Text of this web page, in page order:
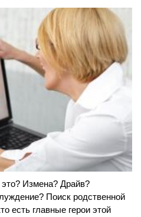
Измена? Драйв?
Поиск родственной
есть главные герои этой